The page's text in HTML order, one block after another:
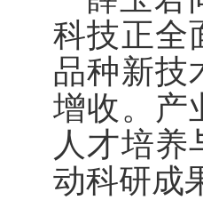
科技正全
品种新技
增收。产
人才培
动科研成